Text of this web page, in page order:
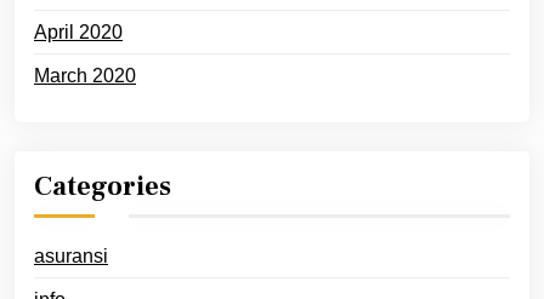
April 2020
March 2020
Categories
asuransi